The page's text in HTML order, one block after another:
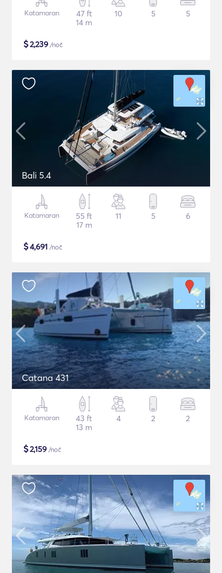
Katamaran
47 ft
14 m
10 5 5
$2,239 /noč
Bali 5.4
Katamaran
55 ft
17 m
11 5 6
$4,691 /noč
Catana 431
Katamaran
43 ft
13 m
4 2 2
$2,159 /noč